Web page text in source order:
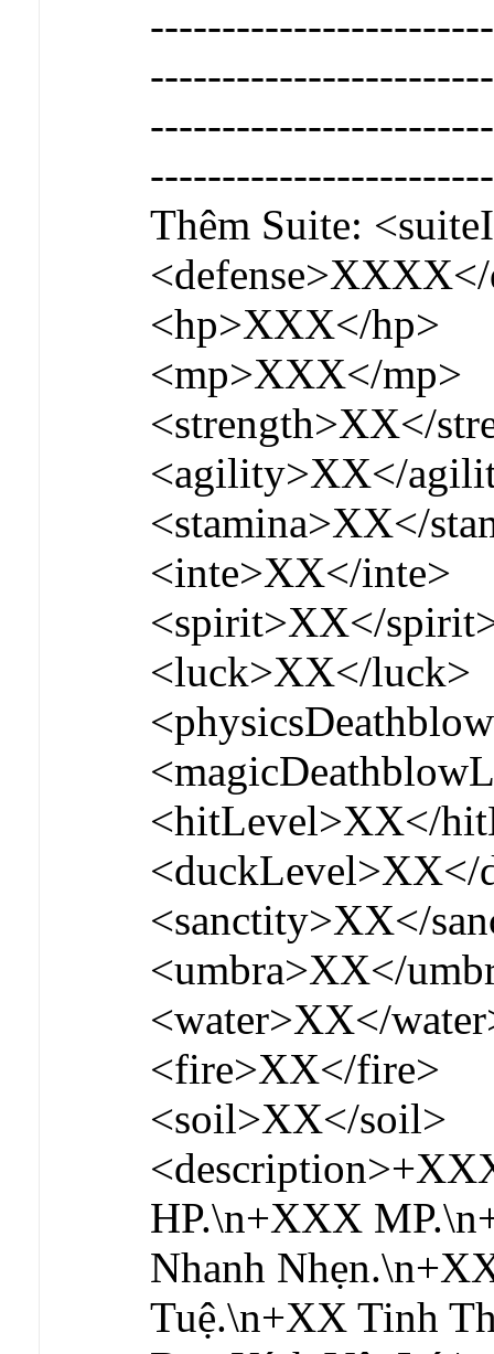
Thêm Suite:
<defense>XXXX</
<hp>XXX</hp>
<mp>XXX</mp>
<strength>XX</
<agility>XX</
<stamina>XX</
<inte>XX</inte>
<spirit>XX</
<luck>XX</luck>
<hitLevel>XX</
<duckLevel>XX</
<sanctity>XX</
<umbra>XX</
<water>XX</
<fire>XX</fire>
<soil>XX</soil>
HP.\n+XXX
Nhanh
Tuệ.\n+XX Tinh